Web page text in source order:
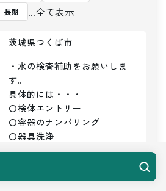
長期 ...全て表示
茨城県つくば市
・水の検査補助をお願いしま
す。
具体的には・・・
〇検体エントリー
〇容器のナンバリング
〇器具洗浄
〇かたずけ